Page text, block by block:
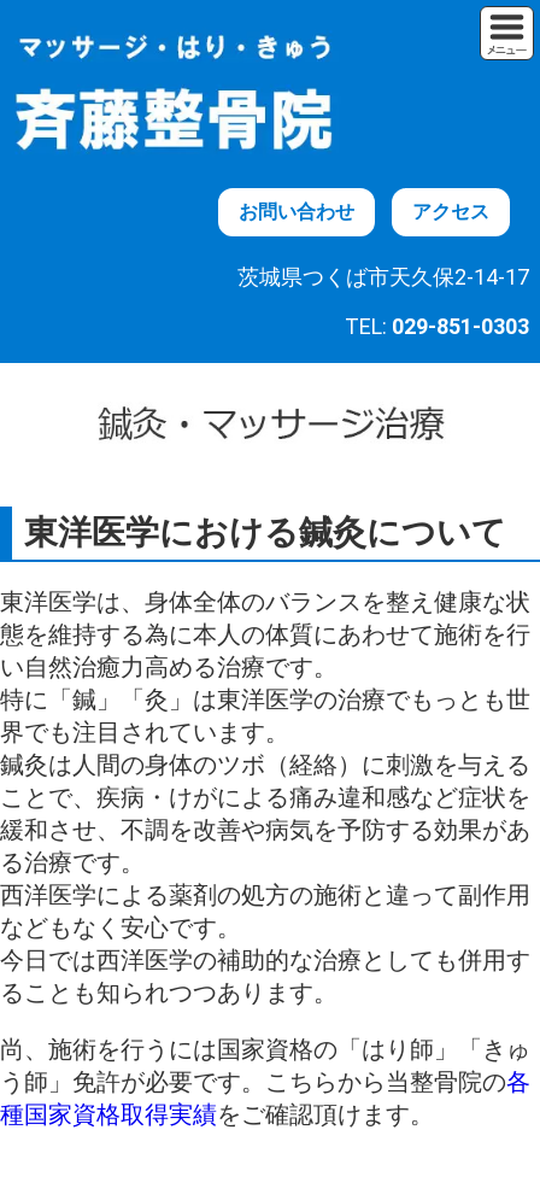
お問い合わせ アクセス
茨城県つくば市天久保2-14-17
TEL: 029-851-0303
東洋医学における鍼灸について
東洋医学は、身体全体のバランスを整え健康な状
態を維持する為に本人の体質にあわせて施術を行
い自然治癒力高める治療です。
特に「鍼」「灸」は東洋医学の治療でもっとも世
界でも注目されています。
鍼灸は人間の身体のツボ（経絡）に刺激を与える
ことで、疾病・けがによる痛み違和感など症状を
緩和させ、不調を改善や病気を予防する効果があ
る治療です。
西洋医学による薬剤の処方の施術と違って副作用
などもなく安心です。
今日では西洋医学の補助的な治療としても併用す
ることも知られつつあります。
尚、施術を行うには国家資格の「はり師」「きゅ
う師」免許が必要です。こちらから当整骨院の各
種国家資格取得実績をご確認頂けます。